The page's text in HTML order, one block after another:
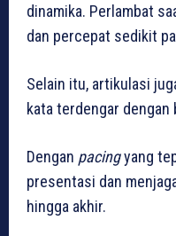
dinamika. Perlambat
dan percepat sedikit
Selain itu, artikulasi
kata terdengar
Dengan pacingyang
presentasi dan
hingga akhir.